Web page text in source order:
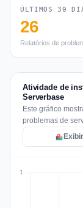
ÚLTIMOS 30
26
Relatórios de
Atividade de
Serverbase
Este gráfico
problemas de